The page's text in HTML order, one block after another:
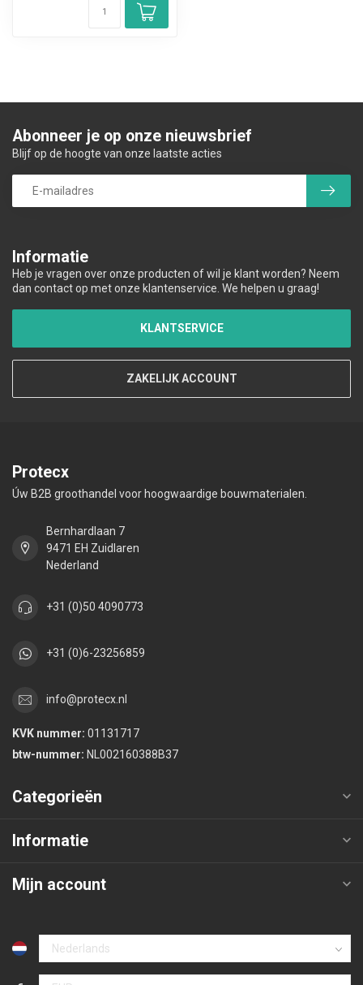
Informatie
Heb je vragen over onze producten of wil je klant worden? Neem
dan contact op met onze klantenservice. We helpen u graag!
KLANTSERVICE
ZAKELIJK ACCOUNT
Abonneer je op onze nieuwsbrief
Blijf op de hoogte van onze laatste acties
Protecx
Úw B2B groothandel voor hoogwaardige bouwmaterialen.
Bernhardlaan 7
9471 EH Zuidlaren
Nederland
+31 (0)50 4090773
+31 (0)6-23256859
info@protecx.nl
KVK nummer: 01131717
btw-nummer: NL002160388B37
Categorieën
Informatie
Mijn account